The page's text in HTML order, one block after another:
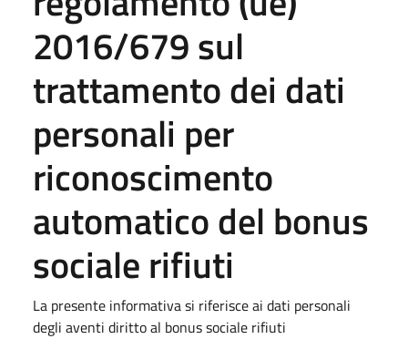
2016/679 sul
trattamento dei dati
personali per
riconoscimento
automatico del bonus
sociale rifiuti
La presente informativa si riferisce ai dati personali
degli aventi diritto al bonus sociale rifiuti